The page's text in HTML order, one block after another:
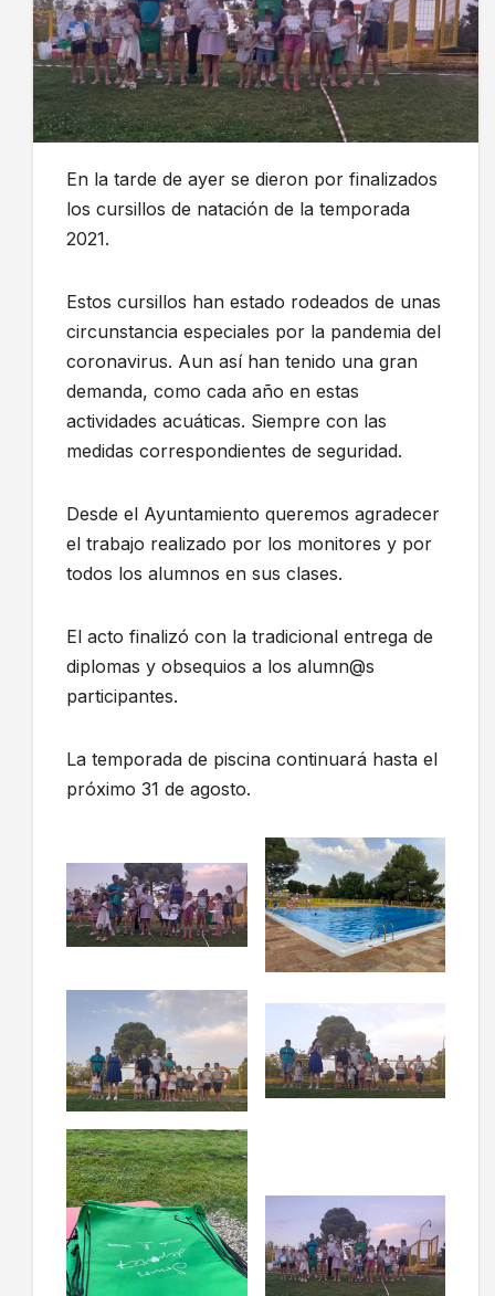
En la tarde de ayer se dieron por finalizados
los cursillos de natación de la temporada
2021.
Estos cursillos han estado rodeados de unas
circunstancia especiales por la pandemia del
coronavirus. Aun así han tenido una gran
demanda, como cada año en estas
actividades acuáticas. Siempre con las
medidas correspondientes de seguridad.
Desde el Ayuntamiento queremos agradecer
el trabajo realizado por los monitores y por
todos los alumnos en sus clases.
El acto finalizó con la tradicional entrega de
diplomas y obsequios a los alumn@s
participantes.
La temporada de piscina continuará hasta el
próximo 31 de agosto.